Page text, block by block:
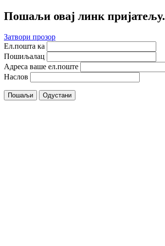
Пошаљи овај линк пријатељу.
Затвори прозор
Ел.пошта ка
Пошиљалац
Адреса ваше ел.поште
Наслов
Пошаљи Одустани